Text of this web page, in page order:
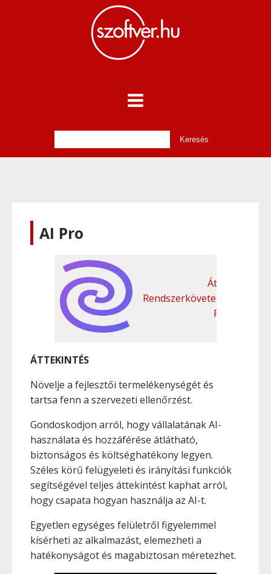
AI Pro
Áttekintés
Rendszerkövetelmények
Funkciók
ÁTTEKINTÉS
Növelje a fejlesztői termelékenységét és
tartsa fenn a szervezeti ellenőrzést.
Gondoskodjon arról, hogy vállalatának AI-
használata és hozzáférése átlátható,
biztonságos és költséghatékony legyen.
Széles körű felügyeleti és irányítási funkciók
segítségével teljes áttekintést kaphat arról,
hogy csapata hogyan használja az AI-t.
Egyetlen egységes felületről figyelemmel
kísérheti az alkalmazást, elemezheti a
hatékonyságot és magabiztosan méretezhet.